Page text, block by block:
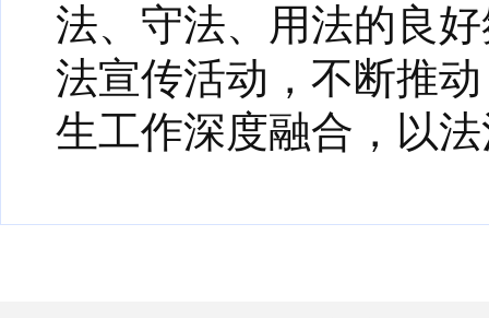
法、守法、用法的良
法宣传活动，不断推
生工作深度融合，以